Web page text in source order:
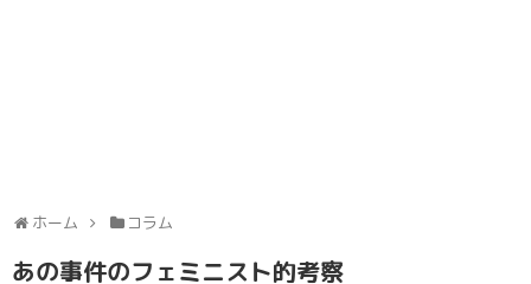
ホーム コラム
あの事件のフェミニスト的考察